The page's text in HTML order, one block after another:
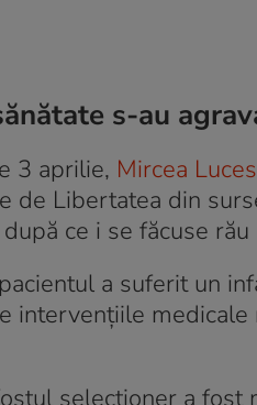
s-au
3 aprilie, Mircea
de Libertatea din
ce i se făcuse
a suferit un
intervențiile medicale
selecționer a fost